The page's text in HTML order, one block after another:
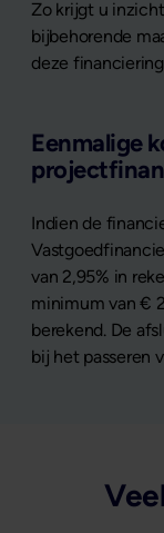
Zo krijgt u
bijbehorende
deze
Eenmalige
Indien de
van 2,95% in
minimum van €
berekend. De
bij het passeren